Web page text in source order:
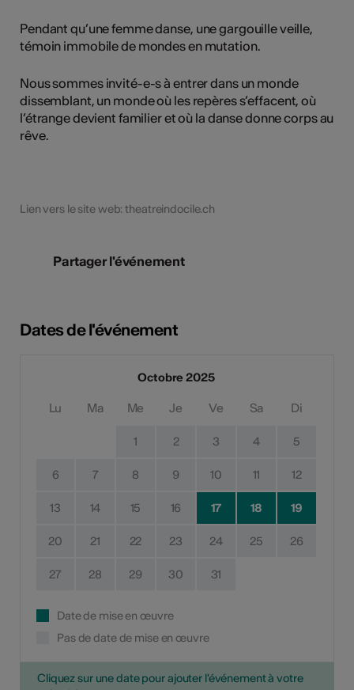
Pendant qu’une femme danse, une gargouille veille,
témoin immobile de mondes en mutation.
Nous sommes invité-e-s à entrer dans un monde
dissemblant, un monde où les repères s’effacent, où
l’étrange devient familier et où la danse donne corps au
rêve.
Lien vers le site web: theatreindocile.ch
Partager l'événement
Dates de l'événement
Octobre 2025
Lu Ma Me Je Ve Sa Di
1 2 3 4 5
6 7 8 9 10 11 12
13 14 15 16 17 18 19
20 21 22 23 24 25 26
27 28 29 30 31
Date de mise en œuvre
Pas de date de mise en œuvre
Cliquez sur une date pour ajouter l'événement à votre